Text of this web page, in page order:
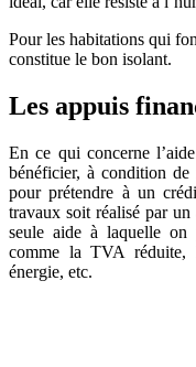
Pour les habitations qui
constitue le bon isolant.
Les appuis
En ce qui concerne
bénéficier, à condition
pour prétendre à un
travaux soit réalisé par
seule aide à laquelle on
comme la TVA réduite,
énergie, etc.